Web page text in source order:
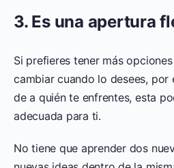
3. Es una apertura
Si prefieres tener más
cambiar cuando lo desees, por
de a quién te enfrentes, esta
adecuada para ti.
No tiene que aprender dos